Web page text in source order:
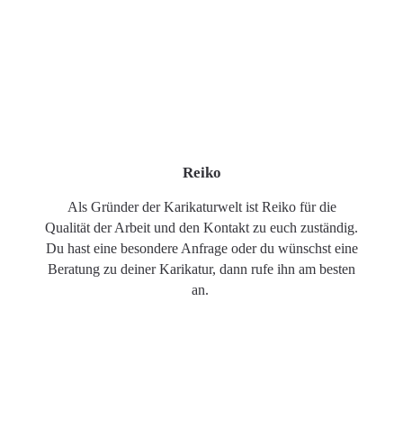
Reiko
Als Gründer der Karikaturwelt ist Reiko für die
Qualität der Arbeit und den Kontakt zu euch zuständig.
Du hast eine besondere Anfrage oder du wünschst eine
Beratung zu deiner Karikatur, dann rufe ihn am besten
an.